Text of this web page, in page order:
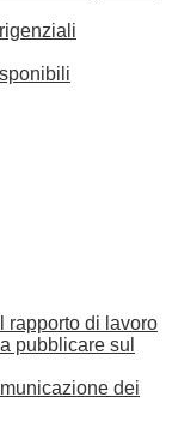
rapporto di lavoro
pubblicare sul
dei